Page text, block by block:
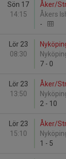
Sön 17
14:15
Åker/
Åkers
-
Lör 23
08:30
7 - 0
Lör 23
13:50
Åker/
2 - 10
Lör 23
15:10
Åker/
1 - 5